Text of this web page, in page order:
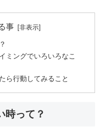
事
ミングでいろいろなこ
ら行動してみること
時って？